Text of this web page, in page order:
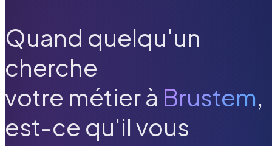
Quand quelqu'un
cherche
votre métier à Brustem,
est-ce qu'il vous